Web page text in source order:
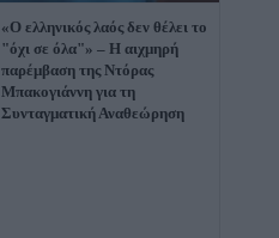
«Ο ελληνικός λαός δεν θέλει το
"όχι σε όλα"» – Η αιχμηρή
παρέμβαση της Ντόρας
Μπακογιάννη για τη
Συνταγματική Αναθεώρηση